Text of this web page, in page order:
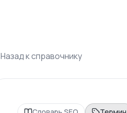
Назад к справочнику